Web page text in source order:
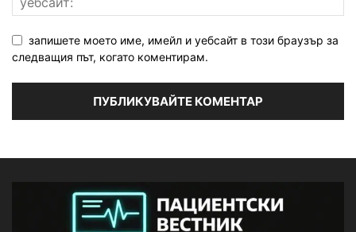
запишете моето име, имейл и уебсайт в този браузър за
следващия път, когато коментирам.